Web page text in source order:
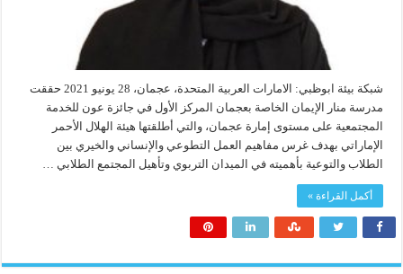
شبكة بيئة ابوظبي: الامارات العربية المتحدة، عجمان، 28 يونيو 2021 حققت
مدرسة منار الإيمان الخاصة بعجمان المركز الأول في جائزة عون للخدمة
المجتمعية على مستوى إمارة عجمان، والتي أطلقتها هيئة الهلال الأحمر
الإماراتي بهدف غرس مفاهيم العمل التطوعي والإنساني والخيري بين
الطلاب والتوعية بأهميته في الميدان التربوي وتأهيل المجتمع الطلابي …
أكمل القراءة »